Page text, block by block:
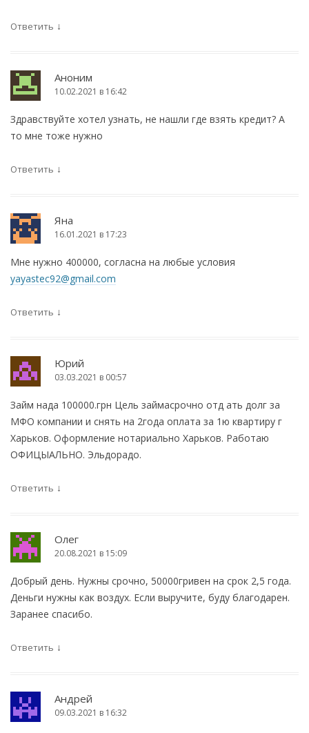
Ответить ↓
Аноним
10.02.2021 в 16:42
Здравствуйте хотел узнать, не нашли где взять кредит? А
то мне тоже нужно
Ответить ↓
Яна
16.01.2021 в 17:23
Мне нужно 400000, согласна на любые условия
yayastec92@gmail.com
Ответить ↓
Юрий
03.03.2021 в 00:57
Займ нада 100000.грн Цель займасрочно отд ать долг за
МФО компании и снять на 2года оплата за 1ю квартиру г
Харьков. Оформление нотариально Харьков. Работаю
ОФИЦЫАЛЬНО. Эльдорадо.
Ответить ↓
Олег
20.08.2021 в 15:09
Добрый день. Нужны срочно, 50000гривен на срок 2,5 года.
Деньги нужны как воздух. Если выручите, буду благодарен.
Заранее спасибо.
Ответить ↓
Андрей
09.03.2021 в 16:32